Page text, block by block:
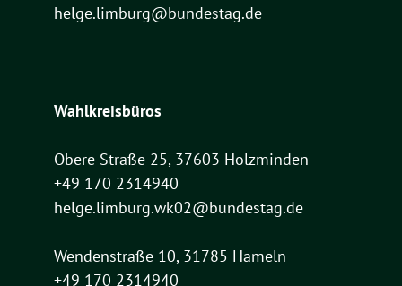
helge.limburg@bundestag.de
Wahlkreisbüros
Obere Straße 25, 37603 Holzminden
+49 170 2314940
helge.limburg.wk02@bundestag.de
Wendenstraße 10, 31785 Hameln
+49 170 2314940